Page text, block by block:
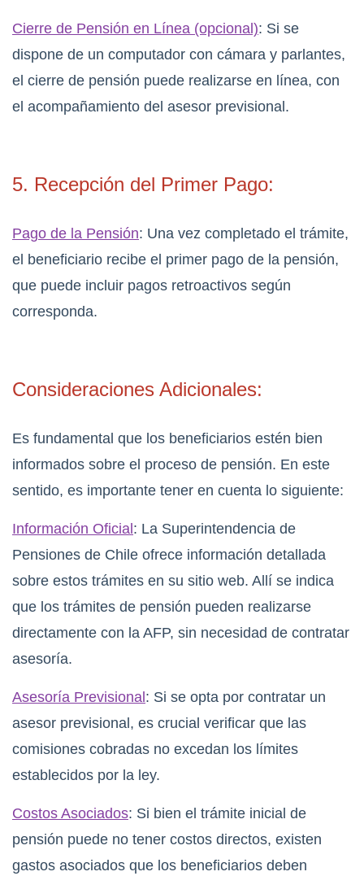
Cierre de Pensión en Línea (opcional): Si se
dispone de un computador con cámara y parlantes,
el cierre de pensión puede realizarse en línea, con
el acompañamiento del asesor previsional.
5. Recepción del Primer Pago:
Pago de la Pensión: Una vez completado el trámite,
el beneficiario recibe el primer pago de la pensión,
que puede incluir pagos retroactivos según
corresponda.
Consideraciones Adicionales:
Es fundamental que los beneficiarios estén bien
informados sobre el proceso de pensión. En este
sentido, es importante tener en cuenta lo siguiente:
Información Oficial: La Superintendencia de
Pensiones de Chile ofrece información detallada
sobre estos trámites en su sitio web. Allí se indica
que los trámites de pensión pueden realizarse
directamente con la AFP, sin necesidad de contratar
asesoría.
Asesoría Previsional: Si se opta por contratar un
asesor previsional, es crucial verificar que las
comisiones cobradas no excedan los límites
establecidos por la ley.
Costos Asociados: Si bien el trámite inicial de
pensión puede no tener costos directos, existen
gastos asociados que los beneficiarios deben